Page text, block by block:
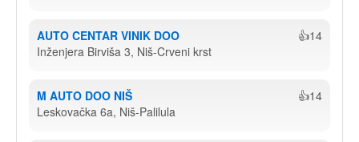
AUTO CENTAR VINIK DOO
👍14
Inženjera Birviša 3, Niš-Crveni krst
M AUTO DOO NIŠ
👍14
Leskovačka 6a, Niš-Palilula